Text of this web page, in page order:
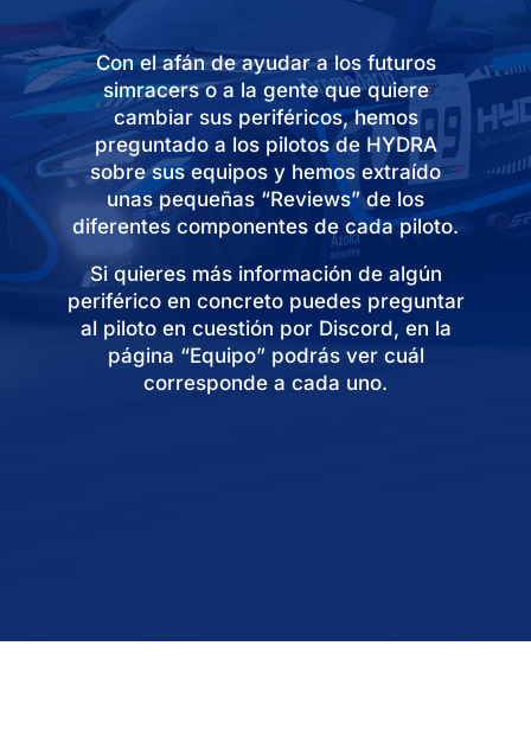
Con el afán de ayudar a los futuros
simracers o a la gente que quiere
cambiar sus periféricos, hemos
preguntado a los pilotos de HYDRA
sobre sus equipos y hemos extraído
unas pequeñas “Reviews” de los
diferentes componentes de cada piloto.​
Si quieres más información de algún
periférico en concreto puedes preguntar
al piloto en cuestión por Discord, en la
página “Equipo” podrás ver cuál
corresponde a cada uno.